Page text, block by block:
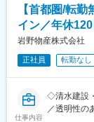
【首都圏/転
イン／年休
岩野物産株式会社
正社員 転勤なし
仕事内容
◇清水建設
／透明性の